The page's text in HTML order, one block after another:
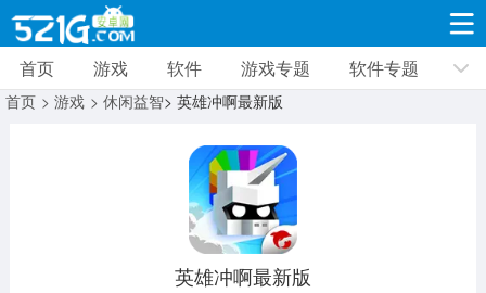
游戏 软件 游戏专题 软件专题 新闻资讯
8691款应用
动作闯关
12960款应用
首页 游戏 软件 游戏专题 软件专题
首页 > 游戏 > 休闲益智> 英雄冲啊最新版
英雄冲啊最新版